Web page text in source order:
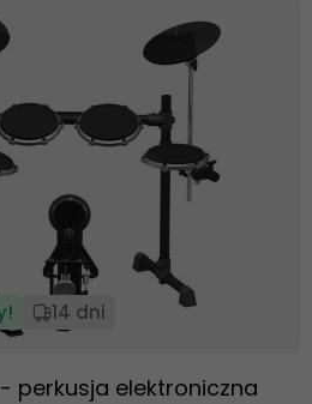
14 dni
- perkusja elektroniczna